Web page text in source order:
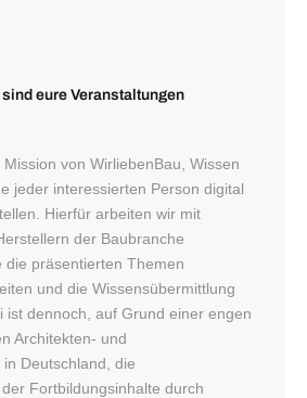
sind eure Veranstaltungen
von WirliebenBau, Wissen
jeder interessierten Person digital
Hierfür arbeiten wir mit
der Baubranche
die präsentierten Themen
und die Wissensübermittlung
ist dennoch, auf Grund einer engen
Architekten- und
Deutschland, die
Fortbildungsinhalte durch